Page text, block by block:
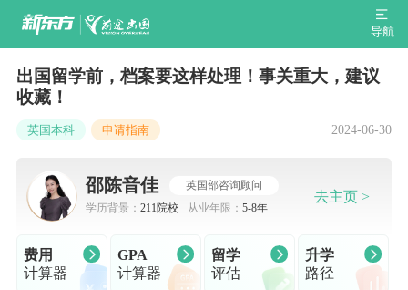
导航
出国留学前，档案要这样处理！事关重大，建议
收藏！
英国本科 申请指南 2024-06-30
邵陈音佳
英国部咨询顾问
学历背景： 211院校 从业年限： 5-8年
去主页 >
费用
计算器
GPA
计算器
留学
评估
升学
路径